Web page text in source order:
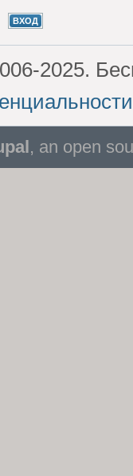
2025.
, an open